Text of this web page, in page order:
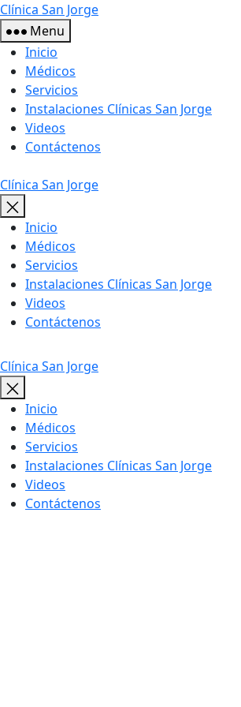
Skip
to
the
content
Clínica San Jorge
Menu
Inicio
Médicos
Servicios
Instalaciones Clínicas San Jorge
Videos
Contáctenos
Clínica San Jorge
Inicio
Médicos
Servicios
Instalaciones Clínicas San Jorge
Videos
Contáctenos
Clínica San Jorge
Inicio
Médicos
Servicios
Instalaciones Clínicas San Jorge
Videos
Contáctenos